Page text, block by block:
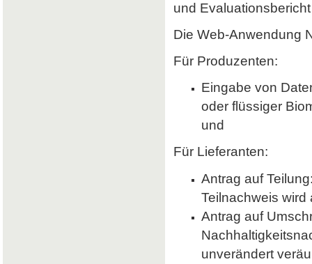
und
Die Web-Anwendung
Für Produzenten:
Eingabe von
oder flüssiger
und
Für Lieferanten:
Antrag auf
Teilnachweis wird
Antrag auf
unverändert